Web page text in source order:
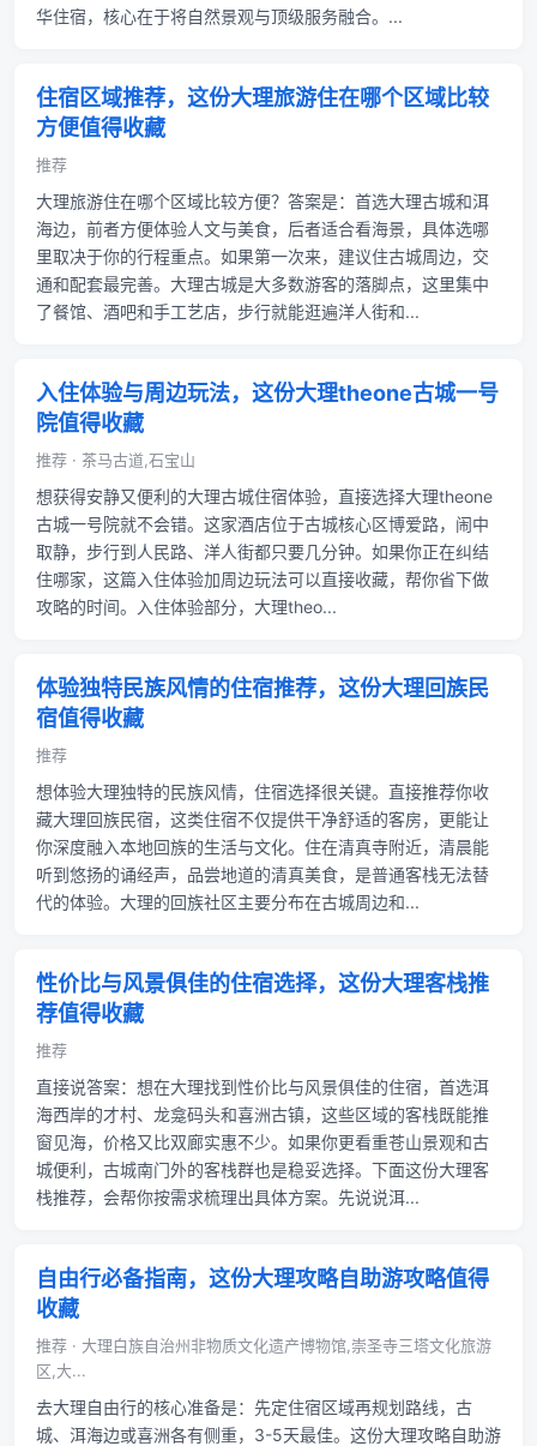
华住宿，核心在于将自然景观与顶级服务融合。...
住宿区域推荐，这份大理旅游住在哪个区域比较
方便值得收藏
推荐
大理旅游住在哪个区域比较方便？答案是：首选大理古城和洱
海边，前者方便体验人文与美食，后者适合看海景，具体选哪
里取决于你的行程重点。如果第一次来，建议住古城周边，交
通和配套最完善。大理古城是大多数游客的落脚点，这里集中
了餐馆、酒吧和手工艺店，步行就能逛遍洋人街和...
入住体验与周边玩法，这份大理theone古城一号
院值得收藏
推荐 · 茶马古道,石宝山
想获得安静又便利的大理古城住宿体验，直接选择大理theone
古城一号院就不会错。这家酒店位于古城核心区博爱路，闹中
取静，步行到人民路、洋人街都只要几分钟。如果你正在纠结
住哪家，这篇入住体验加周边玩法可以直接收藏，帮你省下做
攻略的时间。入住体验部分，大理theo...
体验独特民族风情的住宿推荐，这份大理回族民
宿值得收藏
推荐
想体验大理独特的民族风情，住宿选择很关键。直接推荐你收
藏大理回族民宿，这类住宿不仅提供干净舒适的客房，更能让
你深度融入本地回族的生活与文化。住在清真寺附近，清晨能
听到悠扬的诵经声，品尝地道的清真美食，是普通客栈无法替
代的体验。大理的回族社区主要分布在古城周边和...
性价比与风景俱佳的住宿选择，这份大理客栈推
荐值得收藏
推荐
直接说答案：想在大理找到性价比与风景俱佳的住宿，首选洱
海西岸的才村、龙龛码头和喜洲古镇，这些区域的客栈既能推
窗见海，价格又比双廊实惠不少。如果你更看重苍山景观和古
城便利，古城南门外的客栈群也是稳妥选择。下面这份大理客
栈推荐，会帮你按需求梳理出具体方案。先说说洱...
自由行必备指南，这份大理攻略自助游攻略值得
收藏
推荐 · 大理白族自治州非物质文化遗产博物馆,崇圣寺三塔文化旅游
区,大...
去大理自由行的核心准备是：先定住宿区域再规划路线，古
城、洱海边或喜洲各有侧重，3-5天最佳。这份大理攻略自助游